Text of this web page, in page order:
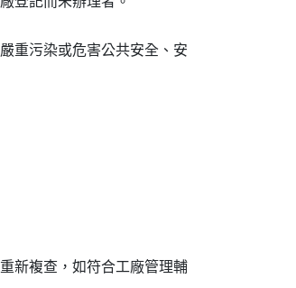
嚴重污染或危害公共安全、安
重新複查，如符合工廠管理輔